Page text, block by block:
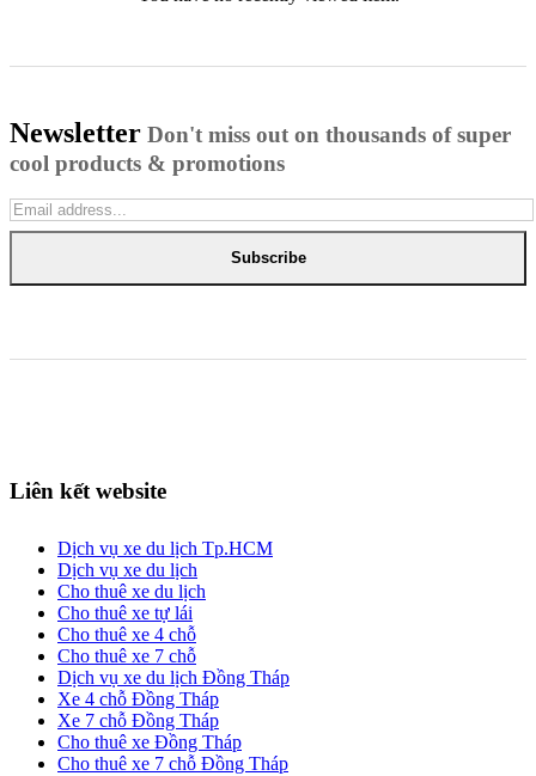
Newsletter Don't miss out on thousands of super
cool products & promotions
Subscribe
Liên kết website
Dịch vụ xe du lịch Tp.HCM
Dịch vụ xe du lịch
Cho thuê xe du lịch
Cho thuê xe tự lái
Cho thuê xe 4 chỗ
Cho thuê xe 7 chỗ
Dịch vụ xe du lịch Đồng Tháp
Xe 4 chỗ Đồng Tháp
Xe 7 chỗ Đồng Tháp
Cho thuê xe Đồng Tháp
Cho thuê xe 7 chỗ Đồng Tháp